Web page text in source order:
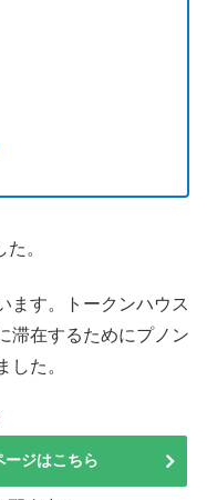
。
ます。トークンハウス
滞在するためにプノン
した。
ージはこちら